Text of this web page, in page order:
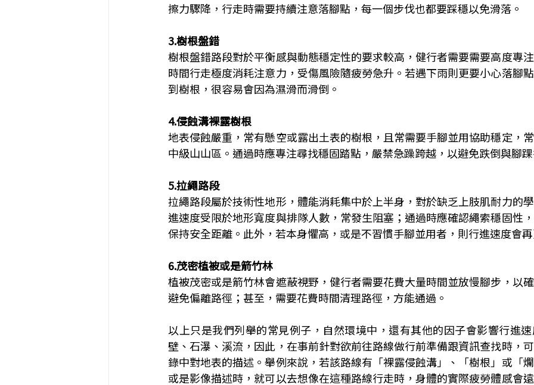
擦力驟降，行走時需要持續注意落腳點，每一個步伐也都要踩穩以免滑落。
3.樹根盤錯
樹根盤錯路段對於平衡感與動態穩定性的要求較高，健行者需要需要高度專
時間行走極度消耗注意力，受傷風險隨疲勞急升。若遇下雨則更要小心落腳
到樹根，很容易會因為濕滑而滑倒。
4.侵蝕溝裸露樹根
地表侵蝕嚴重，常有懸空或露出土表的樹根，且常需要手腳並用協助穩定，
中級山山區。通過時應專注尋找穩固踏點，嚴禁急躁跨越，以避免跌倒與腳
5.拉繩路段
拉繩路段屬於技術性地形，體能消耗集中於上半身，對於缺乏上肢肌耐力的
進速度受限於地形寬度與排隊人數，常發生阻塞；通過時應確認繩索穩固性
保持安全距離。此外，若本身懼高，或是不習慣手腳並用者，則行進速度會
6.茂密植被或是箭竹林
植被茂密或是箭竹林會遮蔽視野，健行者需要花費大量時間並放慢腳步，以
避免偏離路徑；甚至，需要花費時間清理路徑，方能通過。
以上只是我們列舉的常見例子，自然環境中，還有其他的因子會影響行進
壁、石瀑、溪流，因此，在事前針對欲前往路線做行前準備跟資訊查找時，
錄中對地表的描述。舉例來說，若該路線有「裸露侵蝕溝」、「樹根」或「
或是影像描述時，就可以去想像在這種路線行走時，身體的實際疲勞體感會